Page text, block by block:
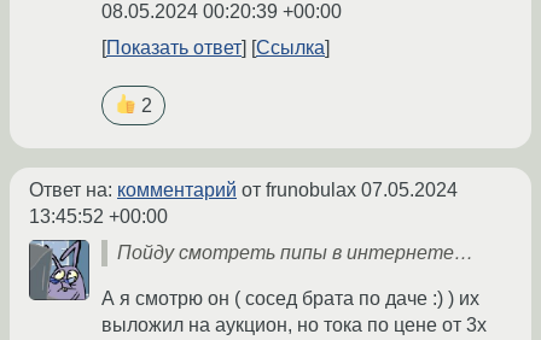
08.05.2024 00:20:39 +00:00
Показать ответ
Ссылка
2
Ответ на: комментарий от frunobulax 07.05.2024
13:45:52 +00:00
Пойду смотреть пипы в интернете…
А я смотрю он ( сосед брата по даче :) ) их
выложил на аукцион, но тока по цене от 3х